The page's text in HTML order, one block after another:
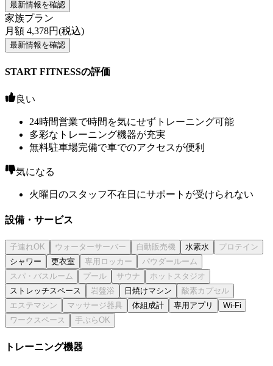
最新情報を確認
家族プラン
月額 4,378円(税込)
最新情報を確認
START FITNESSの評価
良い
24時間営業で時間を気にせずトレーニング可能
多彩なトレーニング機器が充実
無料駐車場完備で車でのアクセスが便利
気になる
火曜日のスタッフ不在日にサポートが受けられない
設備・サービス
水素水
シャワー
更衣室
ストレッチスペース
日焼けマシン
体組成計
専用アプリ Wi-Fi
トレーニング機器